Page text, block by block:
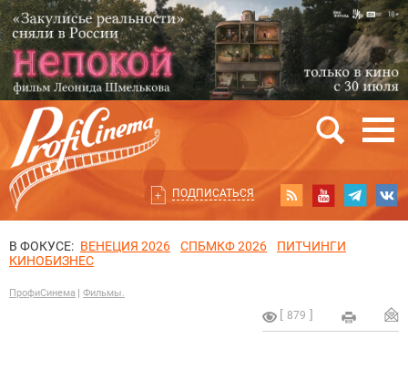
ПОДПИСАТЬСЯ
В ФОКУСЕ: ВЕНЕЦИЯ 2026 СПБМКФ 2026
ПИТЧИНГИ
КИНОБИЗНЕС
ПрофиСинема Фильмы.
879